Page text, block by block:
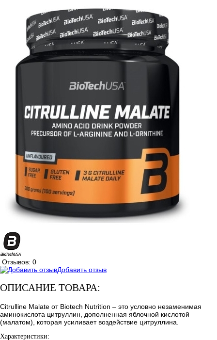
Отзывов: 0
Добавить отзыв
ОПИСАНИЕ ТОВАРА:
Citrulline Malate от Biotech Nutrition – это условно незаменимая
аминокислота цитруллин, дополненная яблочной кислотой
(малатом), которая усиливает воздействие цитруллина.
Характеристики: